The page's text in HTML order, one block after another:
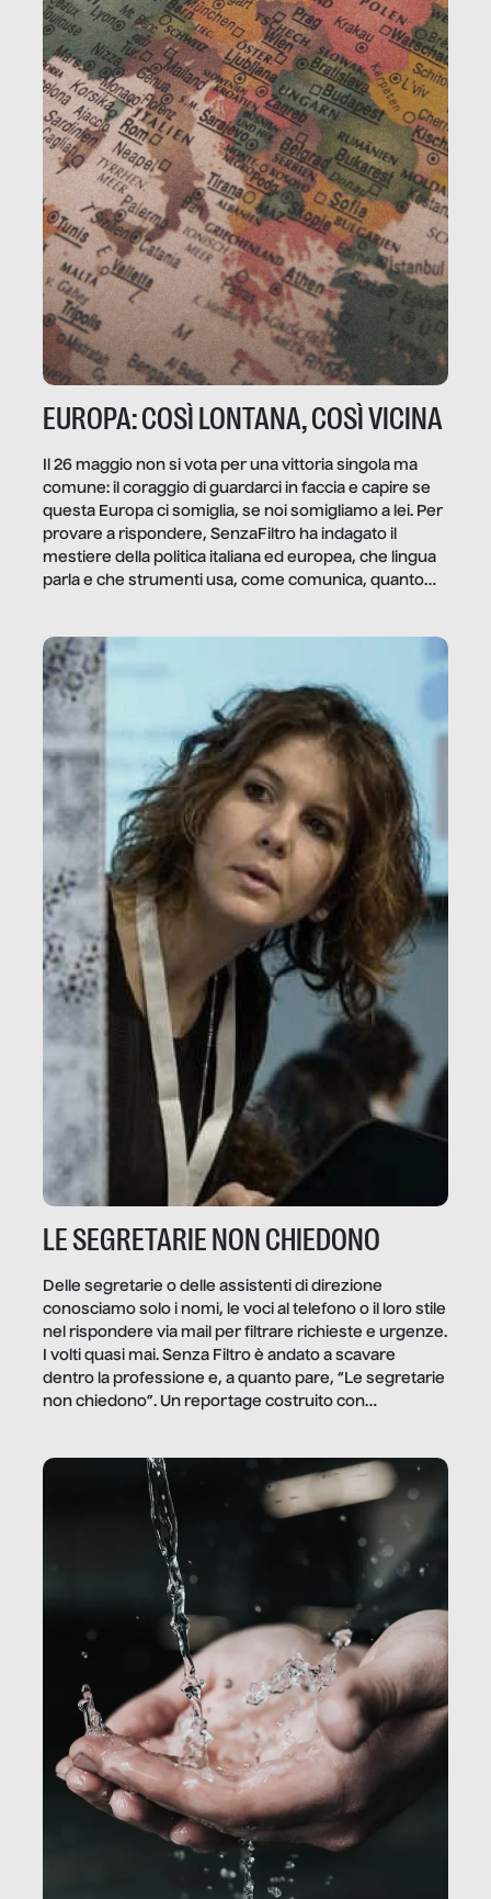
EUROPA: COSÌ LONTANA, COSÌ VICINA
Il 26 maggio non si vota per una vittoria singola ma
comune: il coraggio di guardarci in faccia e capire se
questa Europa ci somiglia, se noi somigliamo a lei. Per
provare a rispondere, SenzaFiltro ha indagato il
mestiere della politica italiana ed europea, che lingua
parla e che strumenti usa, come comunica, quanto
LE SEGRETARIE NON CHIEDONO
Delle segretarie o delle assistenti di direzione
conosciamo solo i nomi, le voci al telefono o il loro stile
nel rispondere via mail per filtrare richieste e urgenze.
I volti quasi mai. Senza Filtro è andato a scavare
dentro la professione e, a quanto pare, “Le segretarie
non chiedono”. Un reportage costruito con